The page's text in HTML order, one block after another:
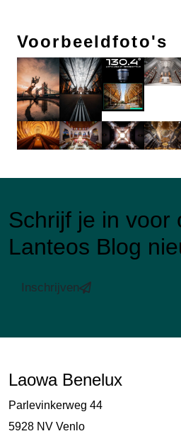
Voorbeeldfoto's
Schrijf je in voor
Lanteos Blog
Inschrijven
Laowa Benelux
Parlevinkerweg 44
5928 NV Venlo